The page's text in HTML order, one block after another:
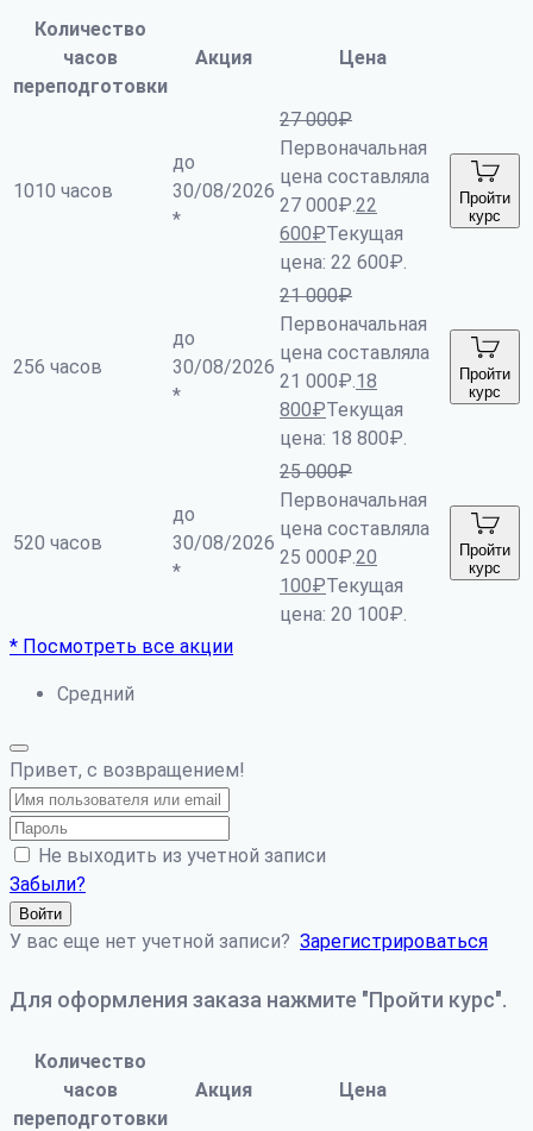
Количество
часов
переподготовки
Акция Цена
1010 часов
до
30/08/2026
*
27 000₽
Первоначальная
цена составляла
27 000₽.22
600₽Текущая
цена: 22 600₽.
Пройти
курс
256 часов
до
30/08/2026
*
21 000₽
Первоначальная
цена составляла
21 000₽.18
800₽Текущая
цена: 18 800₽.
Пройти
курс
520 часов
до
30/08/2026
*
25 000₽
Первоначальная
цена составляла
25 000₽.20
100₽Текущая
цена: 20 100₽.
Пройти
курс
* Посмотреть все акции
Средний
Привет, с возвращением!
Не выходить из учетной записи
Забыли?
Войти
У вас еще нет учетной записи? Зарегистрироваться
Для оформления заказа нажмите "Пройти курс".
Количество
часов
переподготовки
Акция Цена